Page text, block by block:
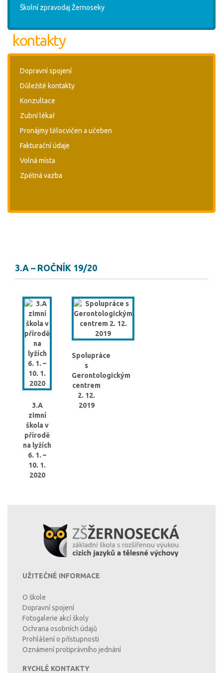
Školní zpravodaj Žernoseky
kontakty
Dopravní spojení
Důležité kontakty
Konzultace
Zubní lékař
Pronájmy tělocvičen a učeben
Fakturační údaje
Volná místa
Zpětná vazba
3.A – ROČNÍK 19/20
3.A
zimní
škola v
přírodě
na lyžích
6. 1. –
10. 1.
2020
Spolupráce
s
Gerontologickým
centrem
2. 12.
2019
UŽITEČNÉ INFORMACE
O škole
Dopravní spojení
Fotogalerie akcí školy
Ochrana osobních údajů
Prohlášení o přístupnosti
Oznámení protiprávního jednání
RYCHLÉ KONTAKTY